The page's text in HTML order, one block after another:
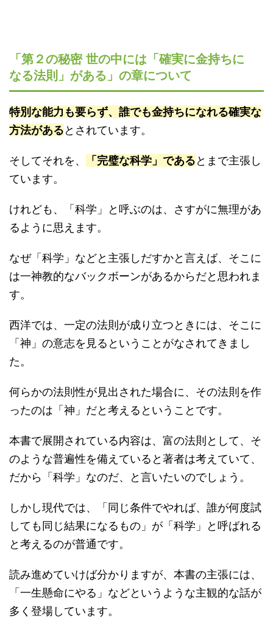
「第２の秘密 世の中には「確実に金持ちに
なる法則」がある」の章について
特別な能力も要らず、誰でも金持ちになれる確実な
方法があるとされています。
そしてそれを、 「完璧な科学」であるとまで主張し
ています。
けれども、「科学」と呼ぶのは、さすがに無理があ
るように思えます。
なぜ「科学」などと主張しだすかと言えば、そこに
は一神教的なバックボーンがあるからだと思われま
す。
西洋では、一定の法則が成り立つときには、そこに
「神」の意志を見るということがなされてきまし
た。
何らかの法則性が見出された場合に、その法則を作
ったのは「神」だと考えるということです。
本書で展開されている内容は、富の法則として、そ
のような普遍性を備えていると著者は考えていて、
だから「科学」なのだ、と言いたいのでしょう。
しかし現代では、「同じ条件でやれば、誰が何度試
しても同じ結果になるもの」が「科学」と呼ばれる
と考えるのが普通です。
読み進めていけば分かりますが、本書の主張には、
「一生懸命にやる」などというような主観的な話が
多く登場しています。